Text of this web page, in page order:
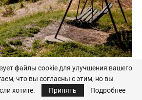
и люди: 30 июля
30.07.2026
файлы cookie для улучшения вашего
что вы согласны с этим, но вы
хотите.
Принять Подробнее